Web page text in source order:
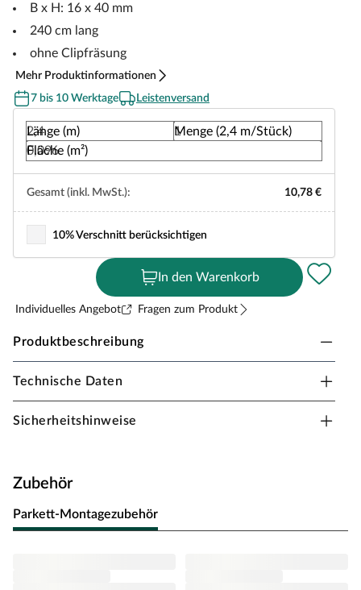
B x H: 16 x 40 mm
240 cm lang
ohne Clipfräsung
Mehr Produktinformationen
7 bis 10 Werktage
Leistenversand
Länge (m)
Menge (2,4 m/Stück)
Fläche (m²)
Gesamt (inkl. MwSt.): 10,78 €
10% Verschnitt berücksichtigen
In den Warenkorb
Individuelles Angebot Fragen zum Produkt
Produktbeschreibung
Sockelleiste "Topline" gletscherweiß Dekor
ansprechendem Dekor.
Natürlicher Look
Stabiler Nadelholzkern
Hohe Oberflächenqualität
Technische Daten
Sicherheitshinweise
Zubehör
Parkett-Montagezubehör